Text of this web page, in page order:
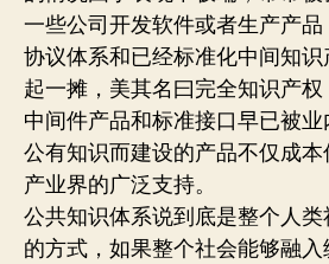
一些公司开发软件或者生产产
协议体系和已经标准化中间知
起一摊，美其名曰完全知识产
中间件产品和标准接口早已被
公有知识而建设的产品不仅成
产业界的广泛支持。
公共知识体系说到底是整个人
的方式，如果整个社会能够融